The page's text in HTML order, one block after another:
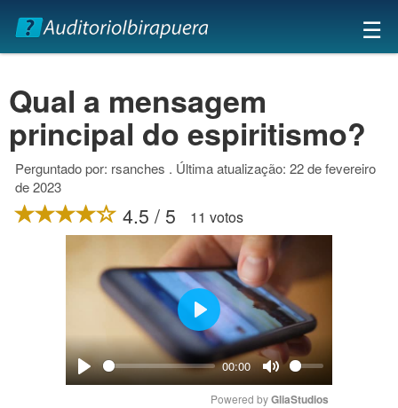
×
☰
Qual a mensagem
principal do espiritismo?
Perguntado por: rsanches . Última atualização: 22 de fevereiro
de 2023
4.5 / 5 11 votos
Play
00:00
Mute
Play
Powered by GliaStudios